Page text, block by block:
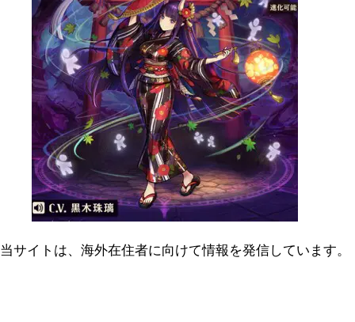
当サイトは、海外在住者に向けて情報を発信しています。